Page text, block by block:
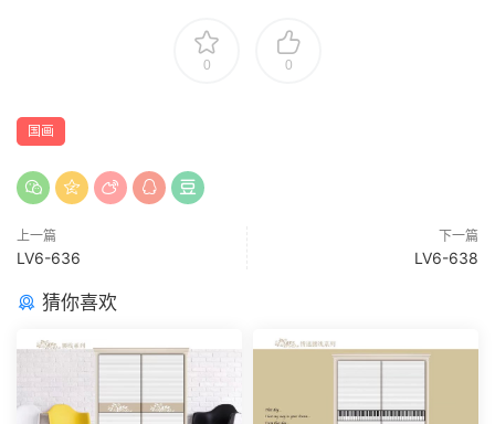
0 0
国画
上一篇
LV6-636
下一篇
LV6-638
猜你喜欢